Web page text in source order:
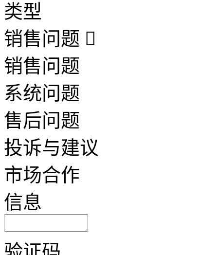
类型
销售问题
销售问题
系统问题
售后问题
投诉与建议
市场合作
信息